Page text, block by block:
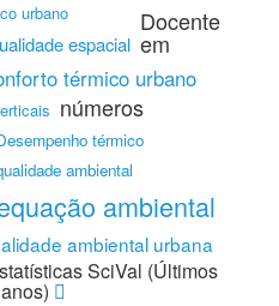
urbano
espacial
térmico urbano
térmico
ambiental
ambiental
ambiental urbana
Docente
em
números
SciVal (Últimos